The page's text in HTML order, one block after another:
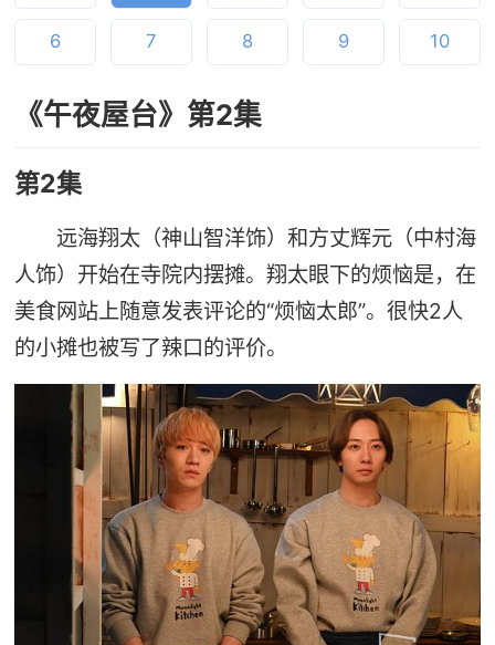
6 7 8 9 10
《午夜屋台》第2集
第2集
远海翔太（神山智洋饰）和方丈辉元（中村海
人饰）开始在寺院内摆摊。翔太眼下的烦恼是，在
美食网站上随意发表评论的“烦恼太郎”。很快2人
的小摊也被写了辣口的评价。